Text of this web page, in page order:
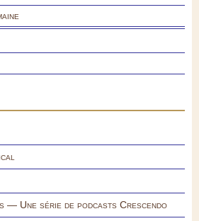
— Une série de podcasts Crescendo